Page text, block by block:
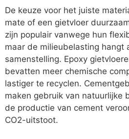
De keuze voor het juiste
mate of een gietvloer
zijn populair vanwege hun
maar de milieubelasting hangt
samenstelling. Epoxy
bevatten meer chemische
lastiger te recyclen.
maken gebruik van natuurlijke
de productie van cement
CO2-uitstoot.